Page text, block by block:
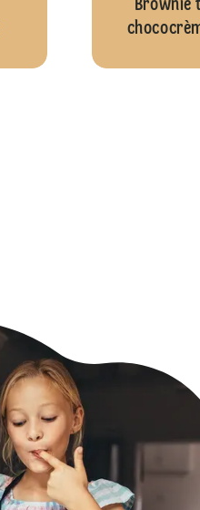
Brownie